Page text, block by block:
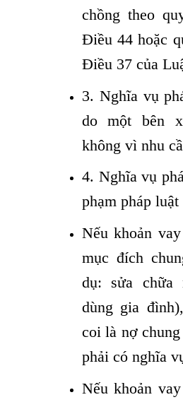
chồng theo
Điều 44 hoặc
Điều 37 của
3. Nghĩa vụ
do một bên
không vì nhu
4. Nghĩa vụ
phạm pháp
Nếu khoản
mục đích
dụ: sửa chữa
dùng gia
coi là nợ
phải có nghĩa
Nếu khoản